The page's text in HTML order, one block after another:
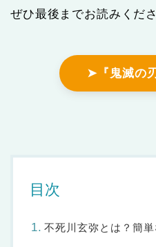
ぜひ最後までお読みくださ
➤『鬼滅の
目次
不死川玄弥とは？簡